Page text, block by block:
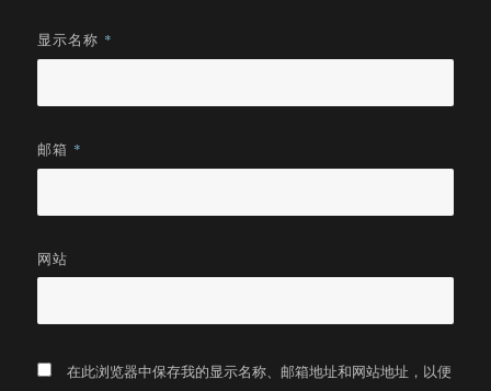
显示名称 *
邮箱 *
网站
在此浏览器中保存我的显示名称、邮箱地址和网站地址，以便